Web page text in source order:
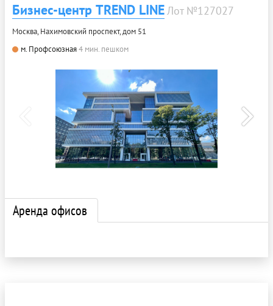
Бизнес-центр TREND LINEЛот №127027
Москва, Нахимовский проспект, дом 51
м. Профсоюзная4 мин. пешком
Аренда офисов